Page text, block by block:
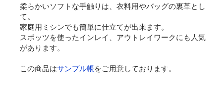
柔らかいソフトな手触りは、衣料用やバッグの裏革とし
て。
家庭用ミシンでも簡単に仕立てが出来ます。
スポッツを使ったインレイ、アウトレイワークにも人気
があります。
この商品はサンプル帳をご用意しております。